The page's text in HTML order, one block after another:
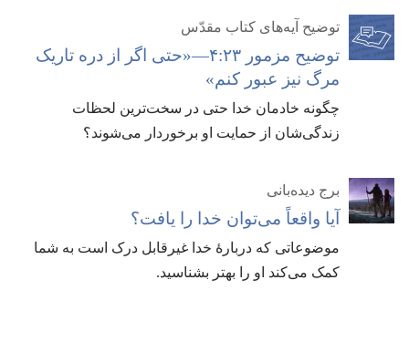
توضیح آیه‌های کتاب مقدّس
توضیح مزمور ۲۳:‏۴—‏«حتی اگر از دره تاریک
مرگ نیز عبور کنم»‏
چگونه خادمان خدا حتی در سخت‌ترین لحظات
زندگی‌شان از حمایت او برخوردار می‌شوند؟‏
برج دیده‌بانی
آیا واقعاً می‌توان خدا را یافت؟‏
موضوعاتی که دربارهٔ خدا غیرقابل درک است به شما
کمک می‌کند او را بهتر بشناسید.‏